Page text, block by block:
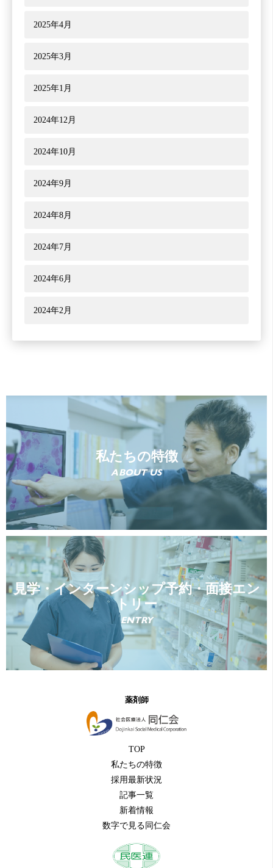
2025年4月
2025年3月
2025年1月
2024年12月
2024年10月
2024年9月
2024年8月
2024年7月
2024年6月
2024年2月
私たちの特徴
ABOUT US
見学・インターンシップ予約・面接エン
トリー
ENTRY
薬剤師
TOP
私たちの特徴
採用最新状況
記事一覧
新着情報
数字で見る同仁会